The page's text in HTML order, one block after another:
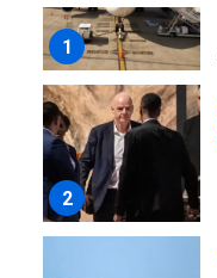
1
2